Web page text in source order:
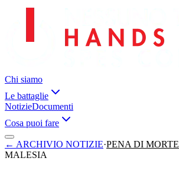
Chi siamo
Le battaglie
NotizieDocumenti
Cosa puoi fare
← ARCHIVIO NOTIZIE·PENA DI MORTE
MALESIA